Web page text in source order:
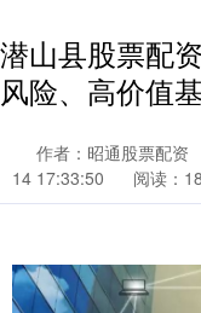
潜山县股票配
风险、高价值
作者：昭通股票配资
14 17:33:50
阅读：